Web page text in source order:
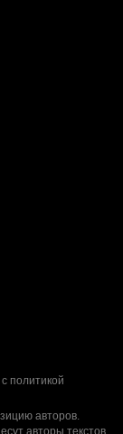
политикой
авторов.
авторы текстов.